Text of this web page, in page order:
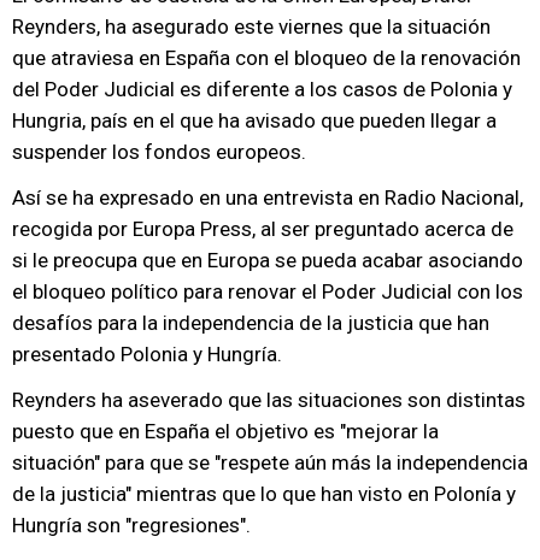
Reynders, ha asegurado este viernes que la situación
que atraviesa en España con el bloqueo de la renovación
del Poder Judicial es diferente a los casos de Polonia y
Hungria, país en el que ha avisado que pueden llegar a
suspender los fondos europeos.
Así se ha expresado en una entrevista en Radio Nacional,
recogida por Europa Press, al ser preguntado acerca de
si le preocupa que en Europa se pueda acabar asociando
el bloqueo político para renovar el Poder Judicial con los
desafíos para la independencia de la justicia que han
presentado Polonia y Hungría.
Reynders ha aseverado que las situaciones son distintas
puesto que en España el objetivo es "mejorar la
situación" para que se "respete aún más la independencia
de la justicia" mientras que lo que han visto en Polonía y
Hungría son "regresiones".